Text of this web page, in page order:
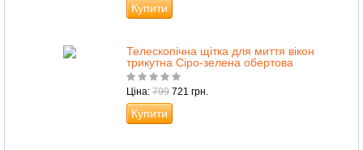
Купити
Телескопічна щітка для миття вікон
трикутна Сіро-зелена обертова
Ціна: 799 721 грн.
Купити